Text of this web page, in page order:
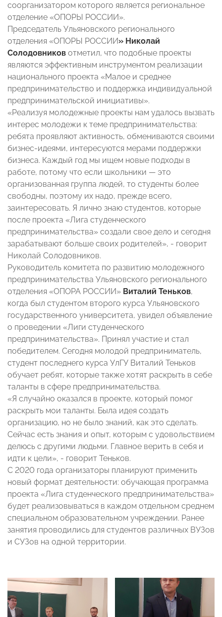
соорганизатором которого является региональное
отделение «ОПОРЫ РОССИИ».
Председатель Ульяновского регионального
отделения «ОПОРЫ РОССИИ» Николай
Солодовников отметил, что подобные проекты
являются эффективным инструментом реализации
национального проекта «Малое и среднее
предпринимательство и поддержка индивидуальной
предпринимательской инициативы».
«Реализуя молодежные проекты нам удалось вызвать
интерес молодежи к теме предпринимательства:
ребята проявляют активность, обмениваются своими
бизнес-идеями, интересуются мерами поддержки
бизнеса. Каждый год мы ищем новые подходы в
работе, потому что если школьники — это
организованная группа людей, то студенты более
свободны, поэтому их надо, прежде всего,
заинтересовать. Я лично знаю студентов, которые
после проекта «Лига студенческого
предпринимательства» создали свое дело и сегодня
зарабатывают больше своих родителей», - говорит
Николай Солодовников.
Руководитель комитета по развитию молодежного
предпринимательства Ульяновского регионального
отделения «ОПОРА РОССИИ» Виталий Теньков,
когда был студентом второго курса Ульяновского
государственного университета, увидел объявление
о проведении «Лиги студенческого
предпринимательства». Принял участие и стал
победителем. Сегодня молодой предприниматель,
студент последнего курса УлГУ Виталий Теньков
обучает ребят, которые также хотят раскрыть в себе
таланты в сфере предпринимательства.
«Я случайно оказался в проекте, который помог
раскрыть мои таланты. Была идея создать
организацию, но не было знаний, как это сделать.
Сейчас есть знания и опыт, которым с удовольствием
делюсь с другими людьми. Главное верить в себя и
идти к цели», - говорит Теньков.
С 2020 года организаторы планируют применить
новый формат деятельности: обучающая программа
проекта «Лига студенческого предпринимательства»
будет реализовываться в каждом отдельном среднем
специальном образовательном учреждении. Ранее
занятия проводились для студентов различных ВУЗов
и СУЗов на одной территории.